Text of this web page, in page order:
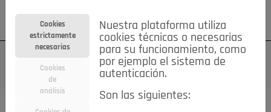
Su cuenta Regístrese ¿Olvidó su contraseña?
Cookies
estrictamente
necesarias
Cookies
de
análisis
Nuestra plataforma utiliza
cookies técnicas o necesarias
para su funcionamiento, como
por ejemplo el sistema de
autenticación.
Son las siguientes: